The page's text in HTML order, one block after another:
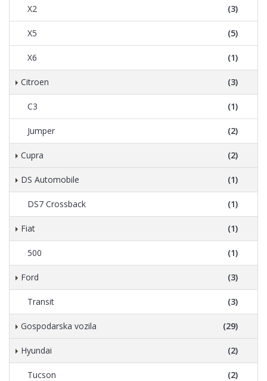
X2 (3)
X5 (5)
X6 (1)
Citroen (3)
C3 (1)
Jumper (2)
Cupra (2)
DS Automobile (1)
DS7 Crossback (1)
Fiat (1)
500 (1)
Ford (3)
Transit (3)
Gospodarska vozila (29)
Hyundai (2)
Tucson (2)